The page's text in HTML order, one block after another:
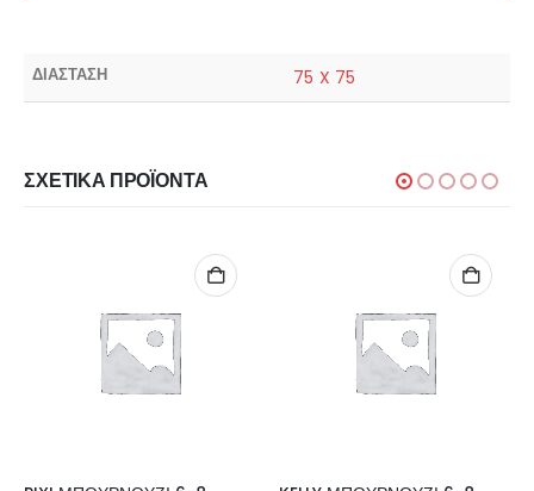
ΔΙΑΣΤΑΣΗ 75 X 75
ΣΧΕΤΙΚΆ ΠΡΟΪΌΝΤΑ